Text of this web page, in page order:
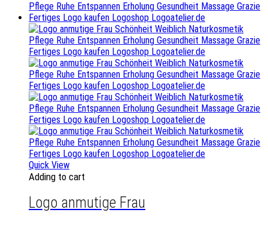
Quick View
Adding to cart
Logo anmutige Frau